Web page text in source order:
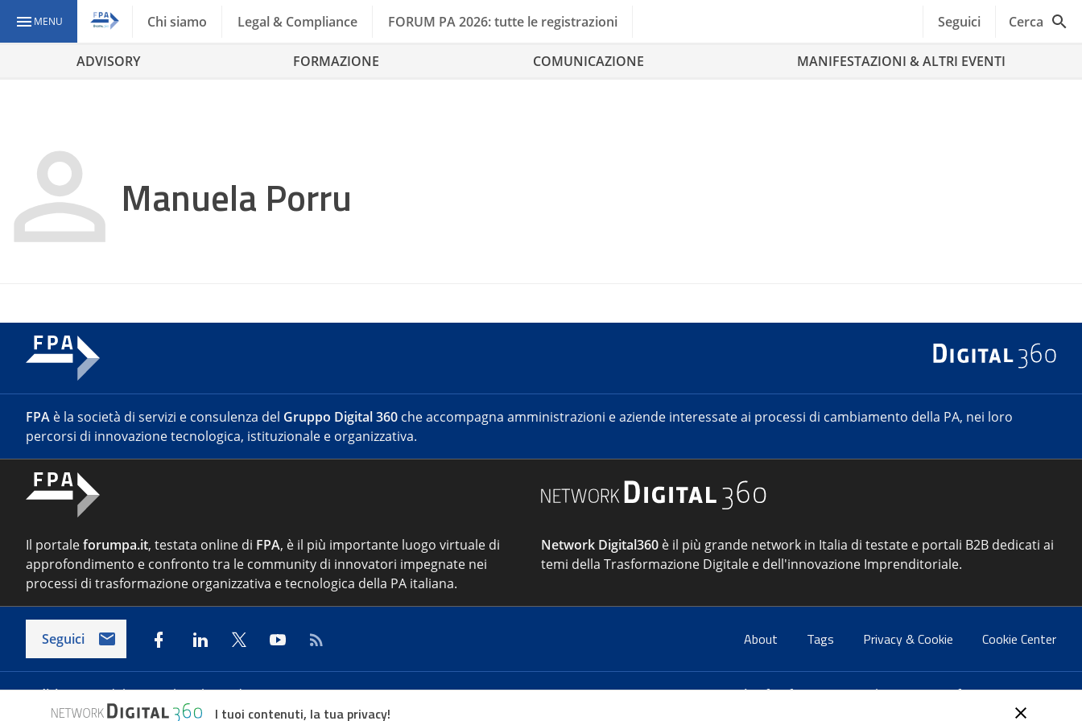
MENU Chi siamo Legal & Compliance FORUM PA 2026: tutte le registrazioni Seguici Cerca
ADVISORY FORMAZIONE COMUNICAZIONE MANIFESTAZIONI & ALTRI EVENTI
Manuela Porru
FPA è la società di servizi e consulenza del Gruppo Digital 360 che accompagna amministrazioni e aziende interessate ai processi di cambiamento della PA, nei loro
percorsi di innovazione tecnologica, istituzionale e organizzativa.
Il portaleforumpa.it, testata online di FPA, è il più importante luogo virtuale di
approfondimento e confronto tra le community di innovatori impegnate nei
processi di trasformazione organizzativa e tecnologica della PA italiana.
Network Digital360 è il più grande network in Italia di testate e portali B2B dedicati ai
temi della Trasformazione Digitale e dell'innovazione Imprenditoriale.
Seguici About Tags Privacy & Cookie Cookie Center
Indirizzo:Via del Porto Fluviale 67/d – 00154 Roma Contatti:info@forumpa.it- tel. 06 684251 - fax. 06 68425433
I tuoi contenuti, la tua privacy!